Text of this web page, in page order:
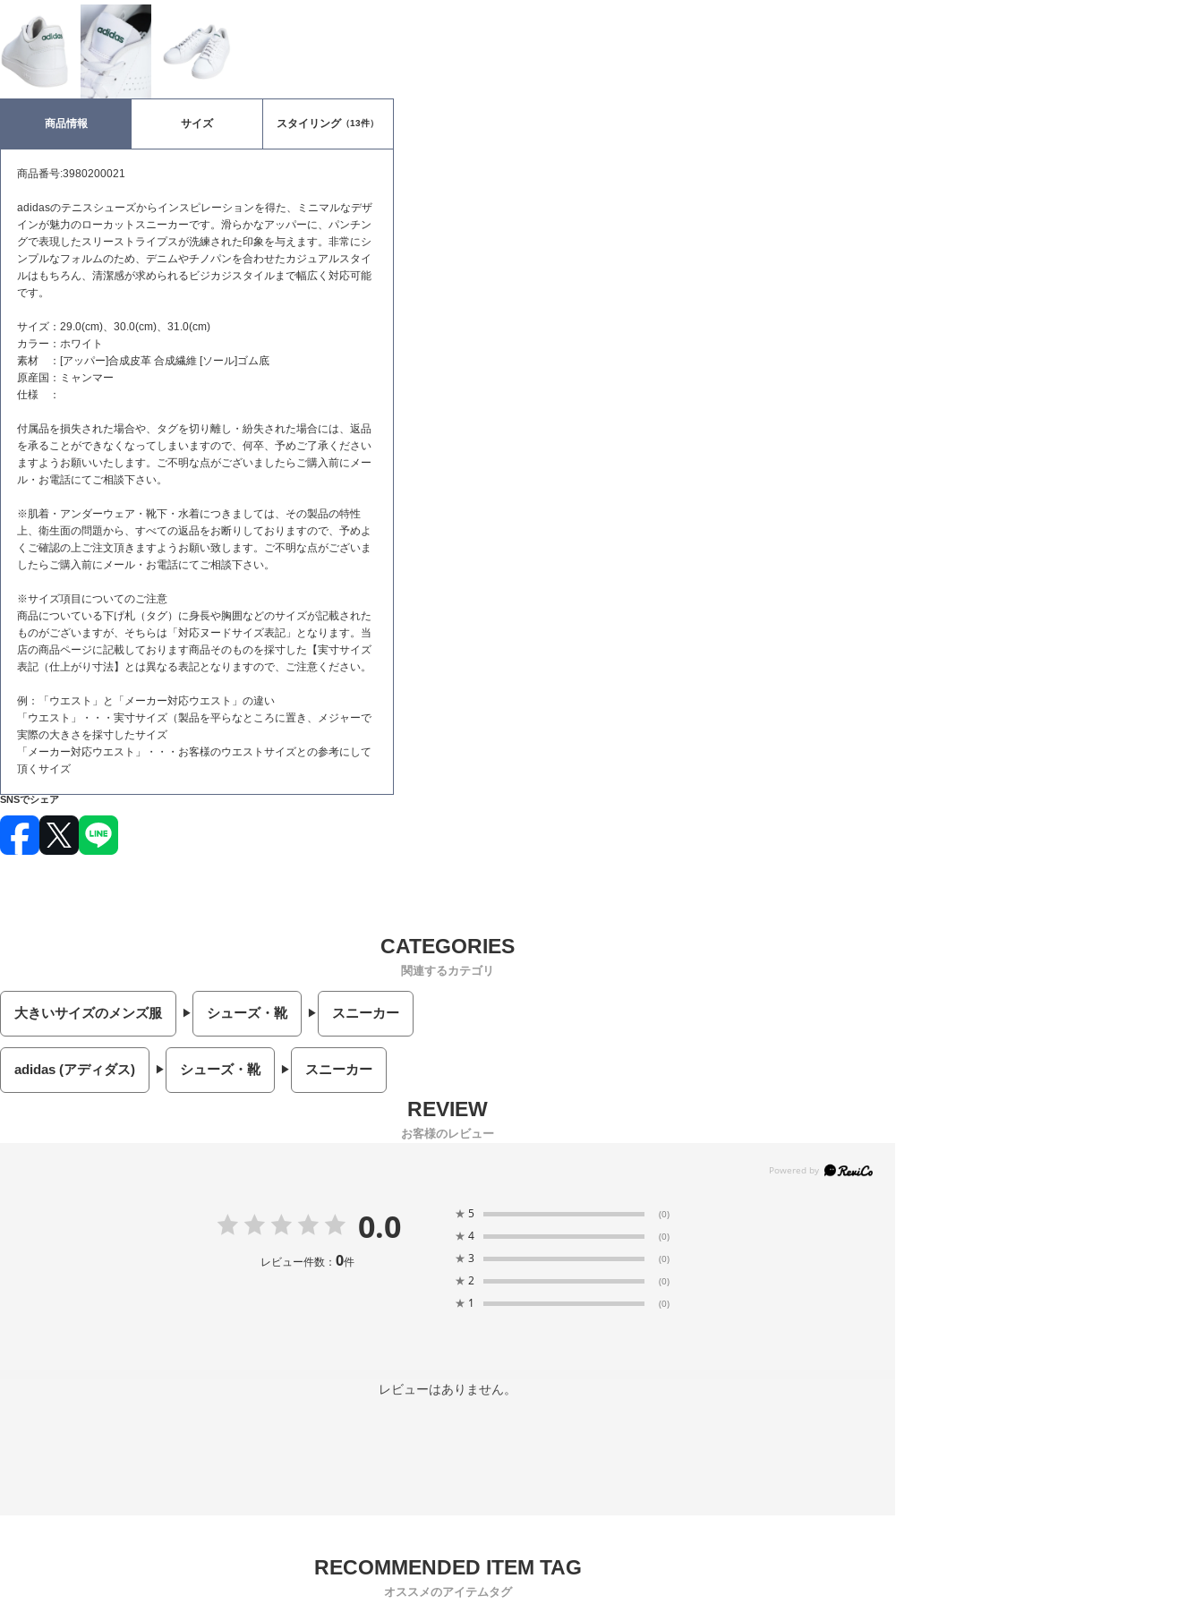
商品情報 サイズ スタイリング（13件）
商品番号:3980200021
adidasのテニスシューズからインスピレーションを得た、ミニマルなデザ
インが魅力のローカットスニーカーです。滑らかなアッパーに、パンチン
グで表現したスリーストライプスが洗練された印象を与えます。非常にシ
ンプルなフォルムのため、デニムやチノパンを合わせたカジュアルスタイ
ルはもちろん、清潔感が求められるビジカジスタイルまで幅広く対応可能
です。
サイズ：29.0(cm)、30.0(cm)、31.0(cm)
カラー：ホワイト
素材 ：[アッパー]合成皮革 合成繊維 [ソール]ゴム底
原産国：ミャンマー
仕様 ：
付属品を損失された場合や、タグを切り離し・紛失された場合には、返品
を承ることができなくなってしまいますので、何卒、予めご了承ください
ますようお願いいたします。ご不明な点がございましたらご購入前にメー
ル・お電話にてご相談下さい。
※肌着・アンダーウェア・靴下・水着につきましては、その製品の特性
上、衛生面の問題から、すべての返品をお断りしておりますので、予めよ
くご確認の上ご注文頂きますようお願い致します。ご不明な点がございま
したらご購入前にメール・お電話にてご相談下さい。
※サイズ項目についてのご注意
商品についている下げ札（タグ）に身長や胸囲などのサイズが記載された
ものがございますが、そちらは「対応ヌードサイズ表記」となります。当
店の商品ページに記載しております商品そのものを採寸した【実寸サイズ
表記（仕上がり寸法】とは異なる表記となりますので、ご注意ください。
例：「ウエスト」と「メーカー対応ウエスト」の違い
「ウエスト」・・・実寸サイズ（製品を平らなところに置き、メジャーで
実際の大きさを採寸したサイズ
「メーカー対応ウエスト」・・・お客様のウエストサイズとの参考にして
頂くサイズ
SNSでシェア
関連するカテゴリ
大きいサイズのメンズ服 シューズ・靴 スニーカー
adidas (アディダス) シューズ・靴 スニーカー
お客様のレビュー
0.0
レビュー件数： 0件
★ 5 (0)
★ 4 (0)
★ 3 (0)
★ 2 (0)
★ 1 (0)
レビューはありません。
オススメのアイテムタグ